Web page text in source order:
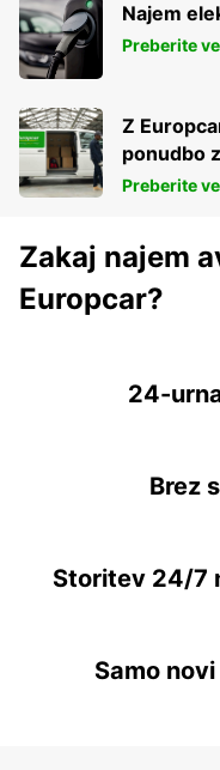
Najem
Preberite
Z
ponudbo
Preberite
Zakaj najem
Europcar?
24-
Brez
Storitev 24/7
Samo